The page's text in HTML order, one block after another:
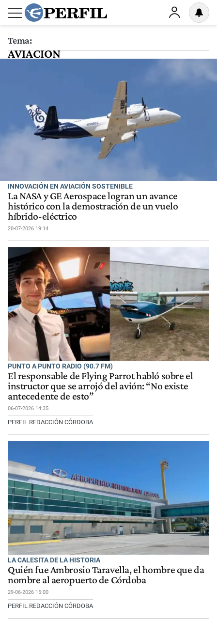
Tema:
AVIACION
INNOVACIÓN EN AVIACIÓN SOSTENIBLE
La NASA y GE Aerospace logran un avance
histórico con la demostración de un vuelo
híbrido-eléctrico
20-07-2026 19:14
PUNTO A PUNTO RADIO (90.7 FM)
El responsable de Flying Parrot habló sobre el
instructor que se arrojó del avión: “No existe
antecedente de esto”
06-07-2026 14:35
PERFIL REDACCIÓN CÓRDOBA
LA CALESITA DE LA HISTORIA
Quién fue Ambrosio Taravella, el hombre que da
nombre al aeropuerto de Córdoba
29-06-2026 15:00
PERFIL REDACCIÓN CÓRDOBA